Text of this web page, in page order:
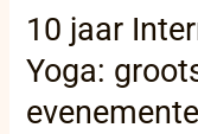
10 jaar
Yoga: